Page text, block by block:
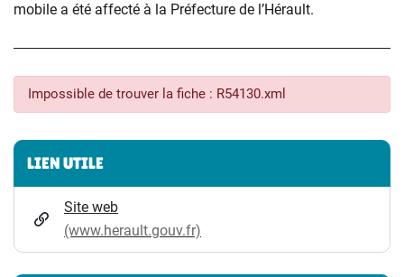
mobile a été affecté à la Préfecture de l’Hérault.
Impossible de trouver la fiche : R54130.xml
Informations complémentaires
LIEN UTILE
Site web
(www.herault.gouv.fr)